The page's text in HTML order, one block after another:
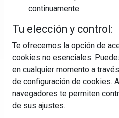
continuamente.
Tu elección y control:
Te ofrecemos la opción de
cookies no esenciales.
en cualquier momento a
de configuración de cookies.
navegadores te permiten
de sus ajustes.